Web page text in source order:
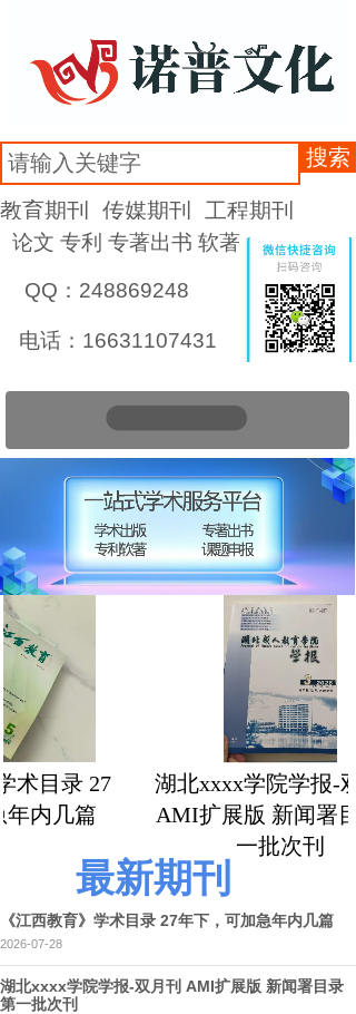
搜索
教育期刊 传媒期刊 工程期刊
论文 专利 专著出书 软著
QQ：248869248
电话：16631107431
目录 27
几篇
湖北xxxx学院学报-双月
AMI扩展版 新闻署目录
一批次刊
最新期刊
《江西教育》学术目录 27年下，可加急年内几篇
2026-07-28
湖北xxxx学院学报-双月刊 AMI扩展版 新闻署目录
第一批次刊